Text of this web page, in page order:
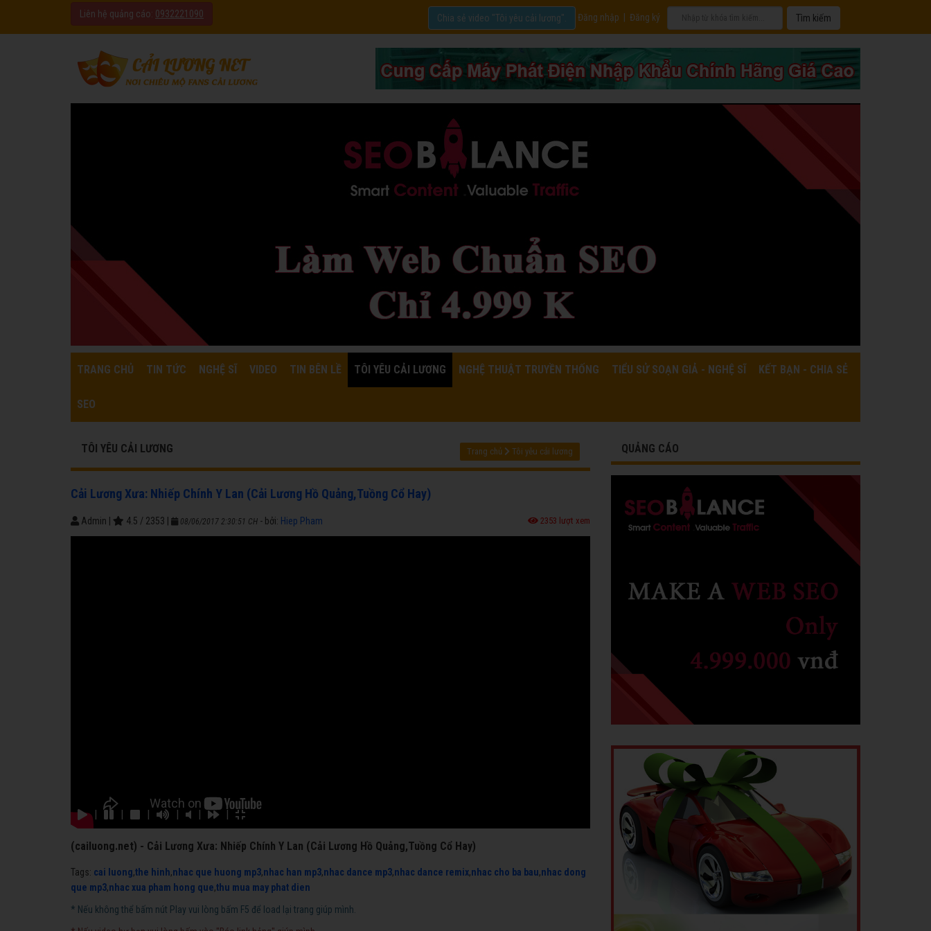
Liên hệ quảng cáo: 0932221090 Đăng nhập Đăng ký
Chia sẻ video "Tôi yêu cải lương".
TRANG CHỦ TIN TỨC NGHỆ SĨ VIDEO TIN BÊN LỀ TÔI YÊU CẢI LƯƠNG NGHỆ THUẬT TRUYỀN THỐNG TIỂU SỬ SOẠN GIẢ - NGHỆ SĨ KẾT BẠN - CHIA SẺ
SEO
TÔI YÊU CẢI LƯƠNG Trang chủ Tôi yêu cải lương
Cải Lương Xưa: Nhiếp Chính Y Lan (Cải Lương Hồ Quảng,Tuồng Cổ Hay)
Admin 4.5 / 2353 08/06/2017 2:30:51 CH - bởi: Hiep Pham 2353 lượt xem
| | | | | |
(cailuong.net) - Cải Lương Xưa: Nhiếp Chính Y Lan (Cải Lương Hồ Quảng,Tuồng Cổ Hay)
Tags: cai luong,the hinh,nhac que huong mp3,nhac han mp3,nhac dance mp3,nhac dance remix,nhac cho ba bau,nhac dong
que mp3,nhac xua pham hong que,thu mua may phat dien
* Nếu không thể bấm nút Play vui lòng bấm F5 để load lại trang giúp mình.
QUẢNG CÁO